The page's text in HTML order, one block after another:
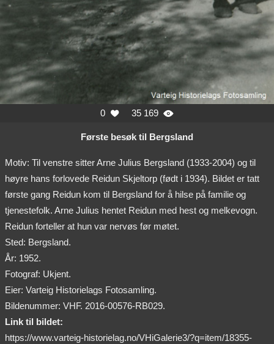
0  35 169 
Første besøk til Bergsland
Motiv: Til venstre sitter Arne Julius Bergsland (1933-2004) og til
høyre hans forlovede Reidun Skjeltorp (født i 1934). Bildet er tatt
første gang Reidun kom til Bergsland for å hilse på familie og
tjenestefolk. Arne Julius hentet Reidun med hest og melkevogn.
Reidun forteller at hun var nervøs før møtet.
Sted: Bergsland.
År: 1952.
Fotograf: Ukjent.
Eier: Varteig Historielags Fotosamling.
Bildenummer: VHF. 2016-00576-RB029.
Link til bildet:
https://www.varteig-historielag.no/VHiGalerie3/?q=item/18355-